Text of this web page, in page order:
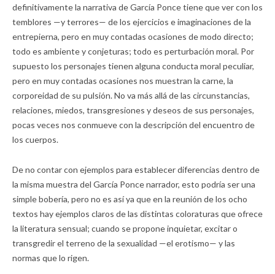
definitivamente la narrativa de García Ponce tiene que ver con los
temblores —y terrores— de los ejercicios e imaginaciones de la
entrepierna, pero en muy contadas ocasiones de modo directo;
todo es ambiente y conjeturas; todo es perturbación moral. Por
supuesto los personajes tienen alguna conducta moral peculiar,
pero en muy contadas ocasiones nos muestran la carne, la
corporeidad de su pulsión. No va más allá de las circunstancias,
relaciones, miedos, transgresiones y deseos de sus personajes,
pocas veces nos conmueve con la descripción del encuentro de
los cuerpos.
De no contar con ejemplos para establecer diferencias dentro de
la misma muestra del García Ponce narrador, esto podría ser una
simple bobería, pero no es así ya que en la reunión de los ocho
textos hay ejemplos claros de las distintas coloraturas que ofrece
la literatura sensual; cuando se propone inquietar, excitar o
transgredir el terreno de la sexualidad —el erotismo— y las
normas que lo rigen.